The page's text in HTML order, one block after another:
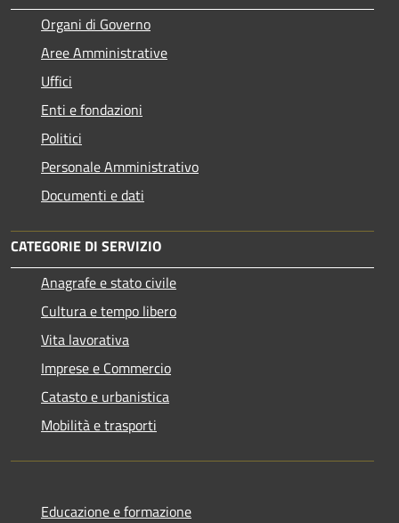
Organi di Governo
Aree Amministrative
Uffici
Enti e fondazioni
Politici
Personale Amministrativo
Documenti e dati
CATEGORIE DI SERVIZIO
Anagrafe e stato civile
Cultura e tempo libero
Vita lavorativa
Imprese e Commercio
Catasto e urbanistica
Mobilità e trasporti
Educazione e formazione